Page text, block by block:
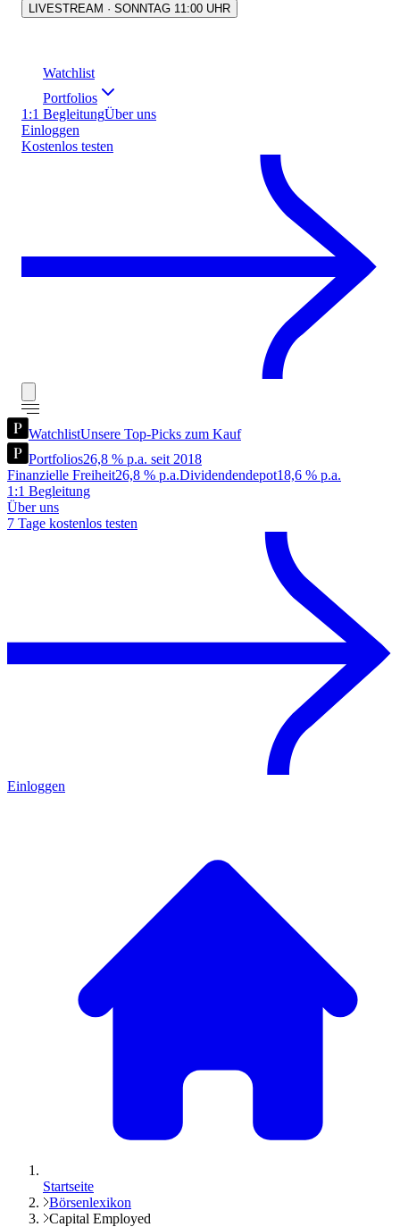
LIVESTREAM · SONNTAG 11:00 UHR
Watchlist
Portfolios
1:1 BegleitungÜber uns
Einloggen
Kostenlos testen
WatchlistUnsere Top-Picks zum Kauf
Portfolios26,8 % p.a. seit 2018
Finanzielle Freiheit26,8 % p.a.Dividendendepot18,6 % p.a.
1:1 Begleitung
Über uns
7 Tage kostenlos testen
Einloggen
Startseite
Börsenlexikon
Capital Employed